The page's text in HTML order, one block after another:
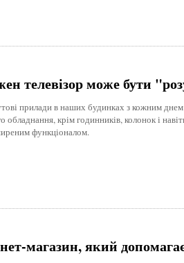
телевізор може бути
прилади в наших будинках з кожним
обладнання, крім годинників, колонок і
функціоналом.
магазин, який